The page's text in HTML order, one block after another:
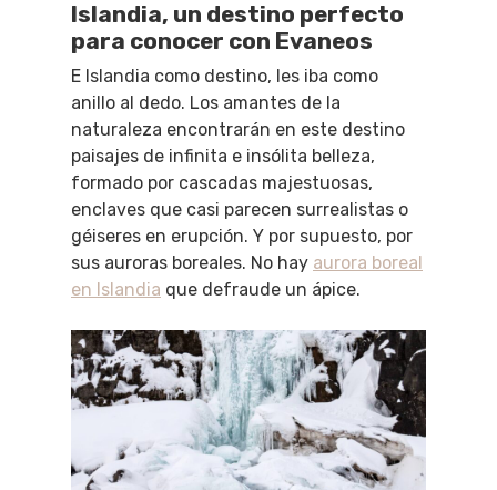
Islandia, un destino perfecto
para conocer con Evaneos
E Islandia como destino, les iba como
anillo al dedo. Los amantes de la
naturaleza encontrarán en este destino
paisajes de infinita e insólita belleza,
formado por cascadas majestuosas,
enclaves que casi parecen surrealistas o
géiseres en erupción. Y por supuesto, por
sus auroras boreales. No hay aurora boreal
en Islandia que defraude un ápice.